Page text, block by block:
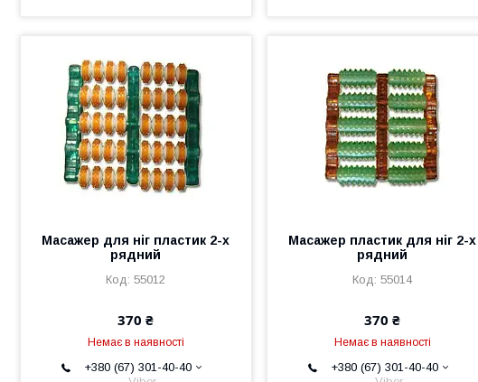
Масажер для ніг пластик 2-х
рядний
55012
370 ₴
Немає в наявності
+380 (67) 301-40-40
Масажер пластик для ніг 2-х
рядний
55014
370 ₴
Немає в наявності
+380 (67) 301-40-40